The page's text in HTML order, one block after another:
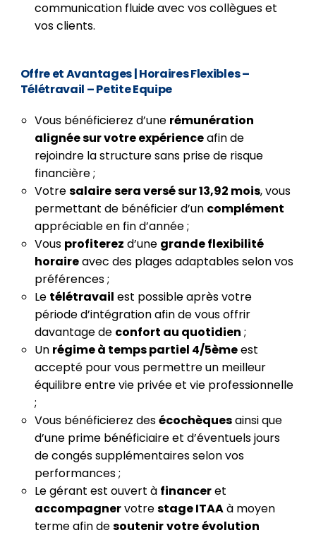
communication fluide avec vos collègues et
vos clients.
Offre et Avantages|Horaires Flexibles –
Télétravail – Petite Equipe
Vous bénéficierez d’une rémunération
alignée sur votre expérienceafin de
rejoindre la structure sans prise de risque
financière ;
Votresalairesera versé sur 13,92 mois, vous
permettant de bénéficier d’un complément
appréciable en fin d’année ;
Vous profiterez d’une grande flexibilité
horaireavec des plages adaptables selon vos
préférences ;
Le télétravail est possible après votre
période d’intégration afin de vous offrir
davantage de confort au quotidien ;
Un régime à temps partiel 4/5èmeest
accepté pour vous permettre un meilleur
équilibre entre vie privée et vie professionnelle
;
Vous bénéficierez desécochèquesainsi que
d’une prime bénéficiaire et d’éventuels jours
de congés supplémentaires selon vos
performances ;
Le gérant est ouvert à financeret
accompagnervotrestage ITAAà moyen
terme afin desoutenirvotreévolution